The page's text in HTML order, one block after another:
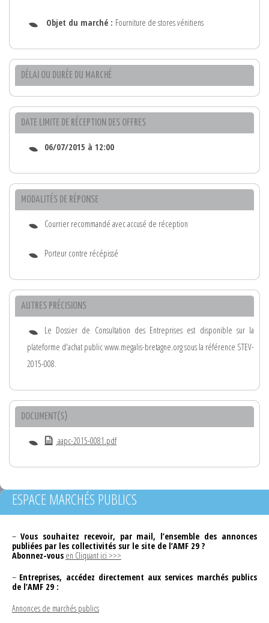
Objet du marché : Fourniture de stores vénitiens
DÉLAI OU DURÉE DU MARCHÉ
DATE LIMITE DE RÉCEPTION DES OFFRES
06/07/2015 à 12:00
MODALITÉS DE RÉPONSE
Courrier recommandé avec accusé de réception
Porteur contre récépissé
AUTRES PRÉCISIONS
Le Dossier de Consultation des Entreprises est disponible sur la
plateforme d'achat public www.megalis-bretagne.org sous la référence STEV-
2015-008.
DOCUMENT(S)
aapc-2015-0081.pdf
ESPACE MARCHÉS PUBLICS
– Vous souhaitez recevoir, par mail, l’ensemble des annonces
publiées par les collectivités sur le site de l’AMF 29 ?
Abonnez-vous en Cliquant ici >>>
– Entreprises, accédez directement aux services marchés publics
de l’AMF 29 :
Annonces de marchés publics